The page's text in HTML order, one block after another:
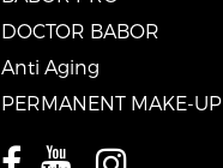
DOCTOR BABOR
Anti Aging
PERMANENT MAKE-UP